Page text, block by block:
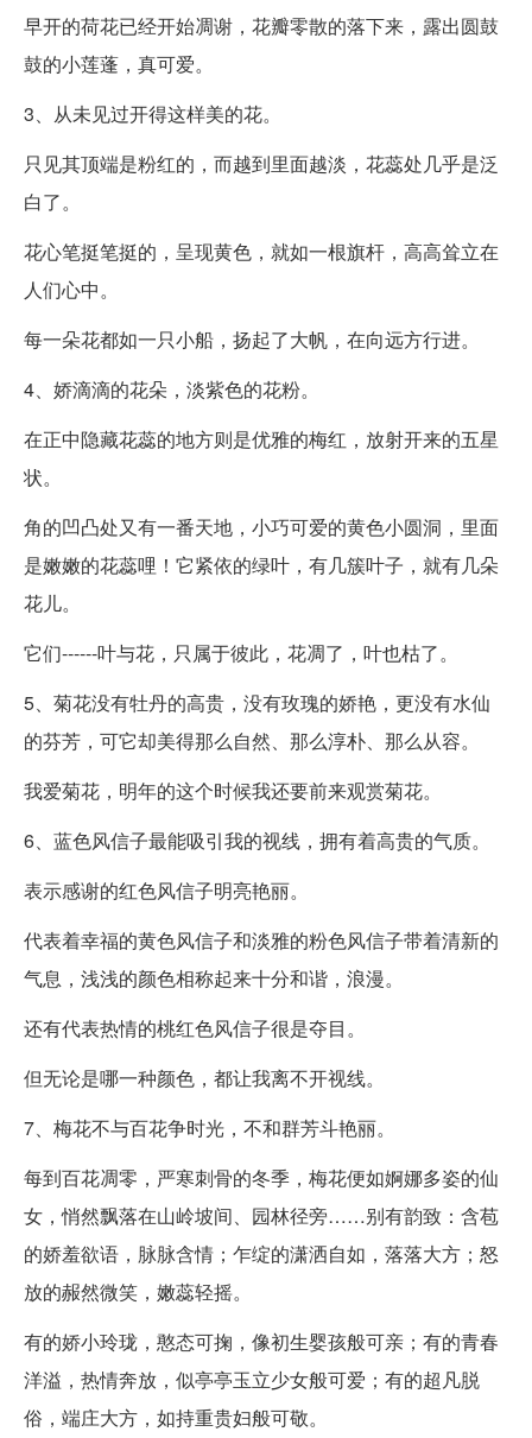
早开的荷花已经开始凋谢，花瓣零散的落下来，露出圆鼓
鼓的小莲蓬，真可爱。
3、从未见过开得这样美的花。
只见其顶端是粉红的，而越到里面越淡，花蕊处几乎是泛
白了。
花心笔挺笔挺的，呈现黄色，就如一根旗杆，高高耸立在
人们心中。
每一朵花都如一只小船，扬起了大帆，在向远方行进。
4、娇滴滴的花朵，淡紫色的花粉。
在正中隐藏花蕊的地方则是优雅的梅红，放射开来的五星
状。
角的凹凸处又有一番天地，小巧可爱的黄色小圆洞，里面
是嫩嫩的花蕊哩！它紧依的绿叶，有几簇叶子，就有几朵
花儿。
它们------叶与花，只属于彼此，花凋了，叶也枯了。
5、菊花没有牡丹的高贵，没有玫瑰的娇艳，更没有水仙
的芬芳，可它却美得那么自然、那么淳朴、那么从容。
我爱菊花，明年的这个时候我还要前来观赏菊花。
6、蓝色风信子最能吸引我的视线，拥有着高贵的气质。
表示感谢的红色风信子明亮艳丽。
代表着幸福的黄色风信子和淡雅的粉色风信子带着清新的
气息，浅浅的颜色相称起来十分和谐，浪漫。
还有代表热情的桃红色风信子很是夺目。
但无论是哪一种颜色，都让我离不开视线。
7、梅花不与百花争时光，不和群芳斗艳丽。
每到百花凋零，严寒刺骨的冬季，梅花便如婀娜多姿的仙
女，悄然飘落在山岭坡间、园林径旁……别有韵致：含苞
的娇羞欲语，脉脉含情；乍绽的潇洒自如，落落大方；怒
放的赧然微笑，嫩蕊轻摇。
有的娇小玲珑，憨态可掬，像初生婴孩般可亲；有的青春
洋溢，热情奔放，似亭亭玉立少女般可爱；有的超凡脱
俗，端庄大方，如持重贵妇般可敬。